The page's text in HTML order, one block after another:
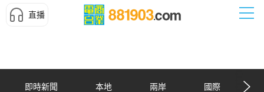
直播
即時新聞 本地 兩岸 國際